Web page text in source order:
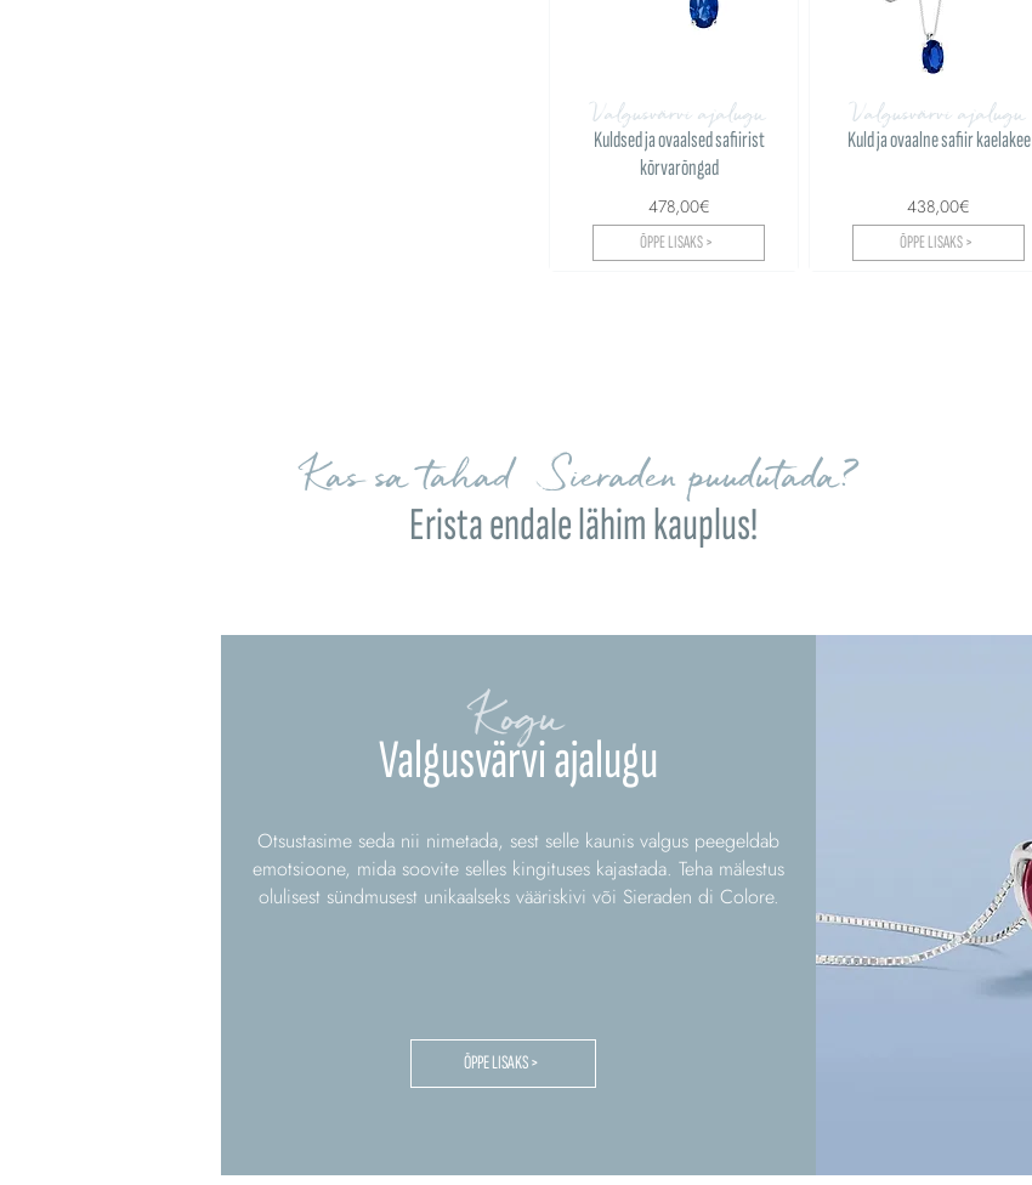
Valgusvärvi ajalugu
Kuldsed ja ovaalsed safiirist
kõrvarõngad
478,00€
ÕPPE LISAKS >
Valgusvärvi ajalugu
Kuld ja ovaalne safiir kaelakee
438,00€
ÕPPE LISAKS >
Kas sa tahad Sieraden puudutada?
Erista endale lähim kauplus!
Valgusvärvi ajalugu
Kogu
Otsustasime seda nii nimetada, sest selle kaunis valgus peegeldab
emotsioone, mida soovite selles kingituses kajastada. Teha mälestus
olulisest sündmusest unikaalseks vääriskivi või Sieraden di Colore.
ÕPPE LISAKS >